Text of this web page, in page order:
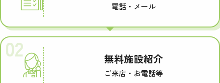
電話・メール
02 無料施設紹介
ご来店・お電話等